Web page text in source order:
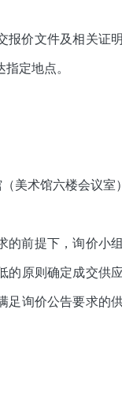
报价文件及相关证
指定地点。
美术馆六楼会议室
的前提下，询价小
的原则确定成交供
足询价公告要求的